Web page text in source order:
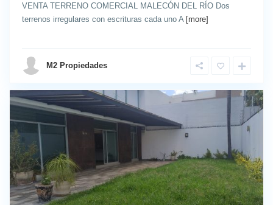
VENTA TERRENO COMERCIAL MALECÓN DEL RÍO Dos
terrenos irregulares con escrituras cada uno A [more]
M2 Propiedades